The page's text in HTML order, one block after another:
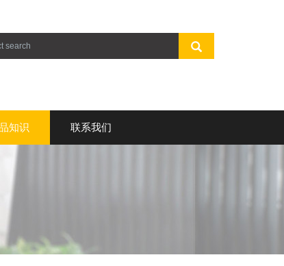
知识 联系我们